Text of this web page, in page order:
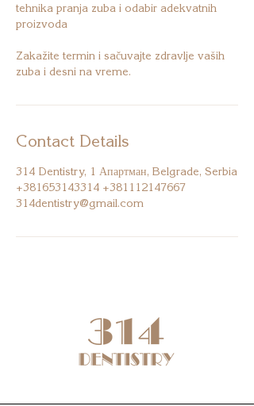
tehnika pranja zuba i odabir adekvatnih
proizvoda
Zakažite termin i sačuvajte zdravlje vaših
zuba i desni na vreme.
Contact Details
314 Dentistry, 1 Апартман, Belgrade, Serbia
+381653143314 +381112147667
314dentistry@gmail.com